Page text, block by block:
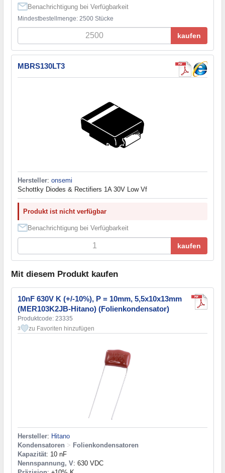
Benachrichtigung bei Verfügbarkeit
Mindestbestellmenge: 2500 Stücke
kaufen
MBRS130LT3
Hersteller: onsemi
Schottky Diodes & Rectifiers 1A 30V Low Vf
Produkt ist nicht verfügbar
Benachrichtigung bei Verfügbarkeit
kaufen
Mit diesem Produkt kaufen
10nF 630V K (+/-10%), P = 10mm, 5,5x10x13mm
(MER103K2JB-Hitano) (Folienkondensator)
Produktcode: 23335
3 zu Favoriten hinzufügen
Hersteller: Hitano
Kondensatoren > Folienkondensatoren
Kapazität: 10 nF
Nennspannung, V: 630 VDC